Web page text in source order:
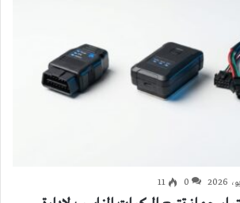
0
11